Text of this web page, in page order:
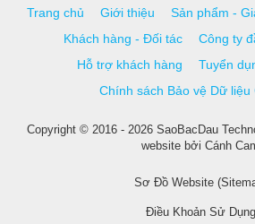
Trang chủ Giới thiệu Sản phẩm -
Khách hàng - Đối tác
Công ty
Hỗ trợ khách hàng
Tuyển
Chính sách Bảo vệ Dữ liệu
Copyright © 2016 - 2026 SaoBacDau
website bởi Cánh
Sơ Đồ Website
Điều Khoản Sử Dụng